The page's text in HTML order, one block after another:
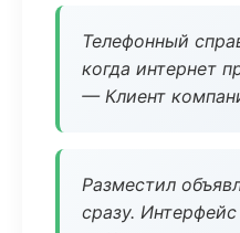
Телефонный
когда интернет
— Клиент
Разместил
сразу.